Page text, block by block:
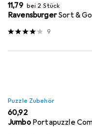
EUR
11,79 bei 2 Stück
Ravensburger Sort & Go
9
Puzzle Zubehör
EUR
60,92
Jumbo Portapuzzle